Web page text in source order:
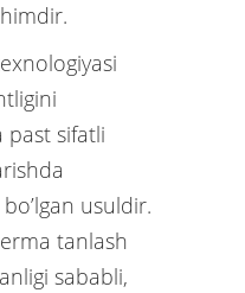
past sifatli
usuldir.
tanlash
sababli,